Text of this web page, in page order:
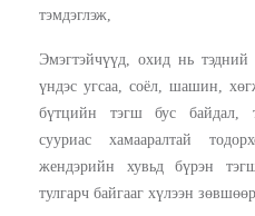
тэмдэглэж,
Эмэгтэйчүүд, охид нь
үндэс угсаа, соёл, шашин,
бүтцийн тэгш бус байдал,
сууриас хамааралтай
жендэрийн хувьд бүрэн
тулгарч байгааг хүлээн